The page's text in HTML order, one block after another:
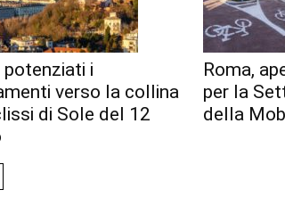
potenziati i
verso la collina
di Sole del 12
Roma,
per la
della